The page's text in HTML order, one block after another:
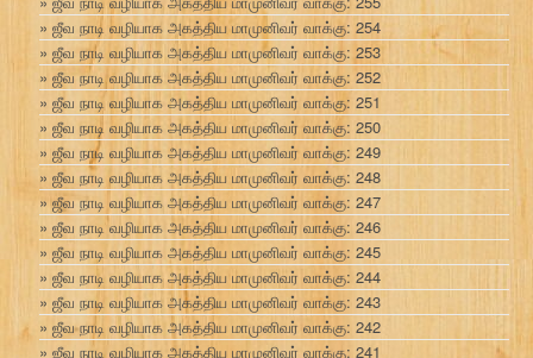
ஜீவ நாடி வழியாக அகத்திய மாமுனிவர் வாக்கு: 254
ஜீவ நாடி வழியாக அகத்திய மாமுனிவர் வாக்கு: 253
ஜீவ நாடி வழியாக அகத்திய மாமுனிவர் வாக்கு: 252
ஜீவ நாடி வழியாக அகத்திய மாமுனிவர் வாக்கு: 251
ஜீவ நாடி வழியாக அகத்திய மாமுனிவர் வாக்கு: 250
ஜீவ நாடி வழியாக அகத்திய மாமுனிவர் வாக்கு: 249
ஜீவ நாடி வழியாக அகத்திய மாமுனிவர் வாக்கு: 248
ஜீவ நாடி வழியாக அகத்திய மாமுனிவர் வாக்கு: 247
ஜீவ நாடி வழியாக அகத்திய மாமுனிவர் வாக்கு: 246
ஜீவ நாடி வழியாக அகத்திய மாமுனிவர் வாக்கு: 245
ஜீவ நாடி வழியாக அகத்திய மாமுனிவர் வாக்கு: 244
ஜீவ நாடி வழியாக அகத்திய மாமுனிவர் வாக்கு: 243
ஜீவ நாடி வழியாக அகத்திய மாமுனிவர் வாக்கு: 242
ஜீவ நாடி வழியாக அகத்திய மாமுனிவர் வாக்கு: 241